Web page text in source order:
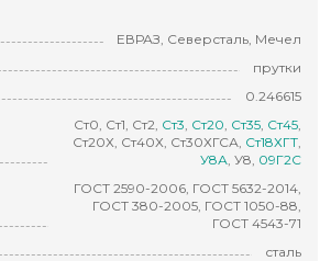
ЕВРАЗ, Северсталь, Мечел
прутки
0.246615
Ст0, Ст1, Ст2, Ст3 Ст20 Ст35 Ст45
Ст20Х, Ст40Х, Ст30ХГСА, Ст18ХГТ
У8А , У8, 09Г2С
ГОСТ 2590-2006, ГОСТ 5632-2014,
ГОСТ 380-2005, ГОСТ 1050-88,
ГОСТ 4543-71
сталь